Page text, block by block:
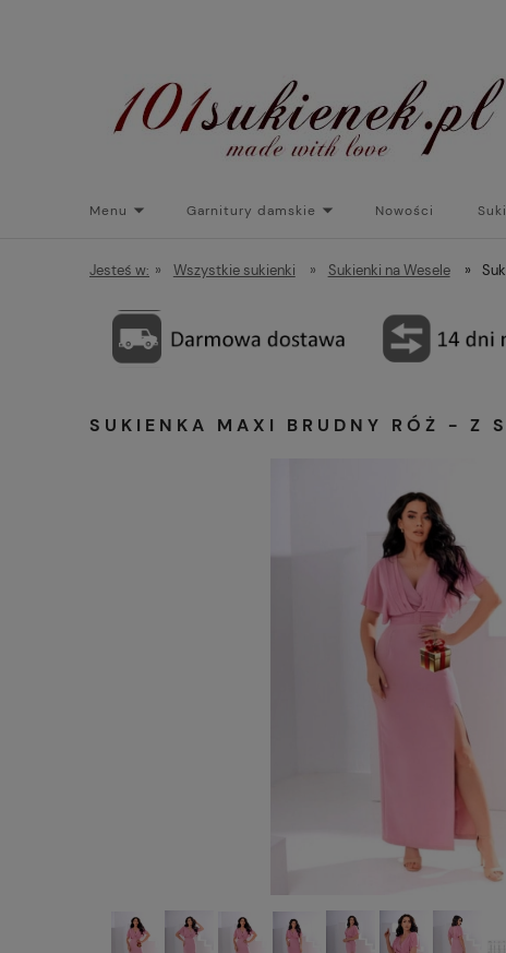
Menu Garnitury damskie Nowości
Torebki do sukienek Promocje Płaszcze/kurtki
Jesteś w: » Wszystkie sukienki » Sukienki na Wesele »
SUKIENKA MAXI BRUDNY RÓŻ - Z